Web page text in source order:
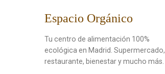
Espacio Orgánico
Tu centro de alimentación 100%
ecológica en Madrid. Supermercado,
restaurante, bienestar y mucho más.